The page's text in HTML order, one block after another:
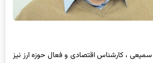
، کارشناس اقتصادی و فعال حوزه ارز نیز
از ایجاد رانت بردارد، مشکل حل می شود. در